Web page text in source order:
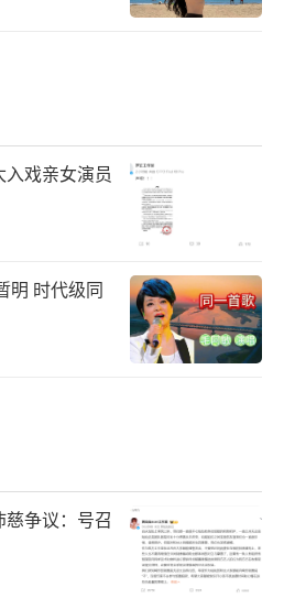
闪亮的星”
戏亲女演员
明 时代级同
争议：号召